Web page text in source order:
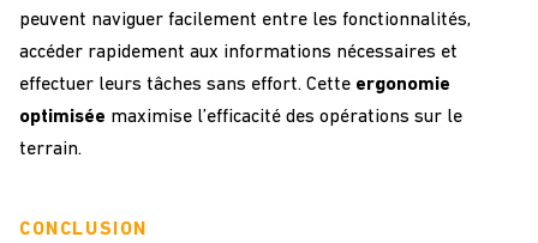
peuvent naviguer facilement entre les fonctionnalités,
accéder rapidement aux informations nécessaires et
effectuer leurs tâches sans effort. Cette ergonomie
optimisée maximise l’efficacité des opérations sur le
terrain.
CONCLUSION